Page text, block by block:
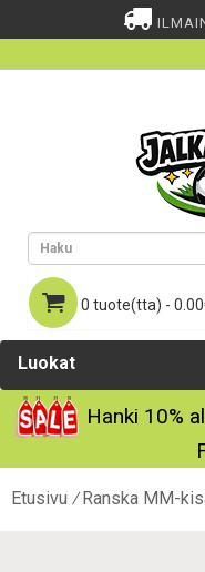
0 tuote(tta) -
Luokat
Hanki 10%
Etusivu Ranska MM-